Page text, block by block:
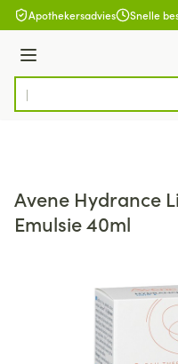
Ga naar de inhoud
Apothekersadvies Snelle
Menu
Product, merk, categorie...
Avene Hydrance
Emulsie 40ml